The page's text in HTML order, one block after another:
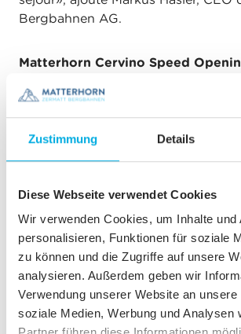
Zustimmung Details
Diese Webseite verwendet Cookies
Wir verwenden Cookies, um Inhalte und
personalisieren, Funktionen für soziale
zu können und die Zugriffe auf unsere
analysieren. Außerdem geben wir
Verwendung unserer Website an
soziale Medien, Werbung und Analysen
Bergbahnen AG.
Matterhorn Cervino Speed
Les préparatifs pour les descentes
des femmes les 18 et 19 novembre
Cervinia vont bon train. Le comité
qui étaient prévues l’automne
d’importantes améliorations aussi
Becca que dans l’organisation.
un début réussi des «Matterhorn
Openings».